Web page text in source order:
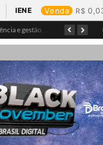
IENE Venda
Eficiência e gestão, Buritis se torna referência em controle de perdas de água Equipes da Aegea Rondônia passam por treinamento de prevenção e combate a princípios de incêndio e segurança no trabalho com inflamáveis